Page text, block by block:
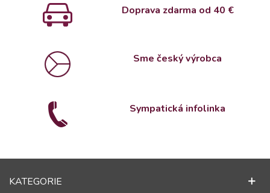
Doprava zdarma od 40 €
Sme český výrobca
Sympatická infolinka
KATEGORIE